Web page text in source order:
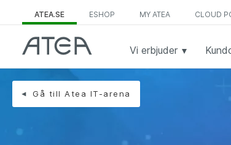
ATEA.SE ESHOP MY ATEA CLOUD
Vi erbjuder
Gå till Atea IT-arena